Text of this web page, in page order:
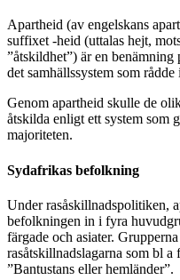
Apartheid (av engelskans
suffixet -heid (uttalas hejt,
”åtskildhet”) är en
det samhällssystem som
Genom apartheid skulle de
åtskilda enligt ett system som
majoriteten.
Sydafrikas befolkning
Under rasåskillnadspolitiken,
befolkningen in i fyra
färgade och asiater.
rasåtskillnadslagarna som bl
”Bantustans eller hemländer”.